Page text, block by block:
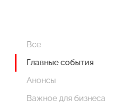
Все
Главные события
Анонсы
Важное для бизнеса